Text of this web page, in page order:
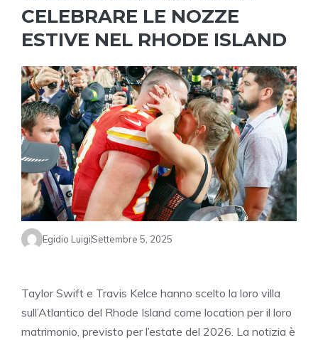
CELEBRARE LE NOZZE
ESTIVE NEL RHODE ISLAND
Egidio LuigiSettembre 5, 2025
Taylor Swift e Travis Kelce hanno scelto la loro villa
sull’Atlantico del Rhode Island come location per il loro
matrimonio, previsto per l’estate del 2026. La notizia è